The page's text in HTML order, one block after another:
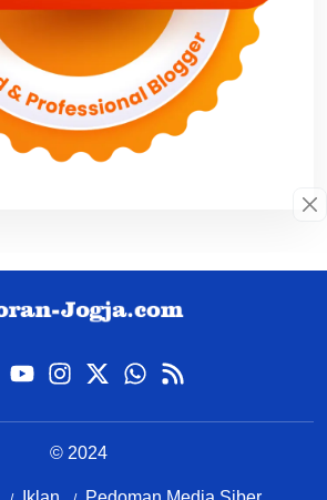
© 2024